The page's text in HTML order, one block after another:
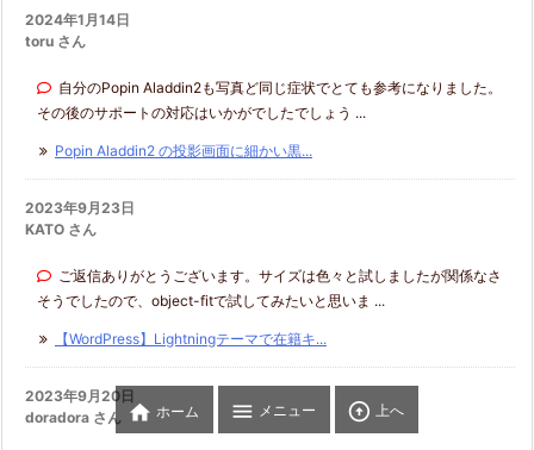
2024年1月14日
toru さん
自分のPopin Aladdin2も写真ど同じ症状でとても参考になりました。
その後のサポートの対応はいかがでしたでしょう ...
Popin Aladdin2 の投影画面に細かい黒...
2023年9月23日
KATO さん
ご返信ありがとうございます。サイズは色々と試しましたが関係なさ
そうでしたので、object-fitで試してみたいと思いま ...
【WordPress】Lightningテーマで在籍キ...
2023年9月20日
doradora さん  ホーム  メニュー  上へ